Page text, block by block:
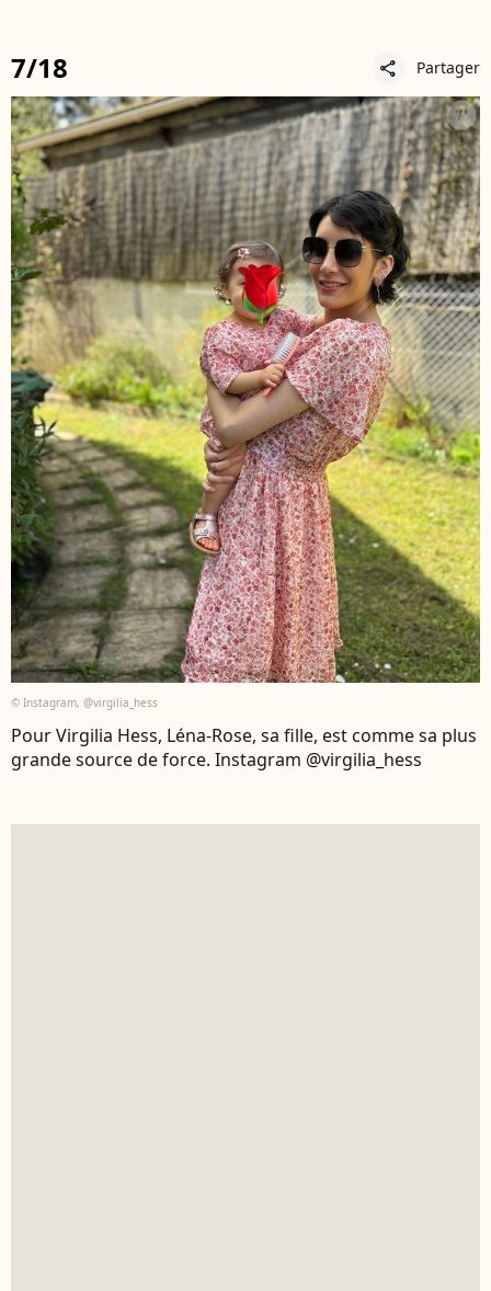
7/18 share Partager
© Instagram, @virgilia_hess
Pour Virgilia Hess, Léna-Rose, sa fille, est comme sa plus
grande source de force. Instagram @virgilia_hess